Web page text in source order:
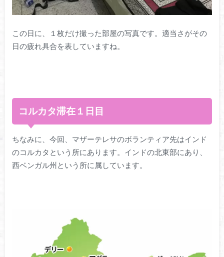
この日に、１枚だけ撮った部屋の写真です。適当さがその
日の疲れ具合を表していますね。
コルカタ滞在１日目
ちなみに、今回、マザーテレサのボランティア先はインド
のコルカタという所にあります。インドの北東部にあり、
西ベンガル州という所に属しています。